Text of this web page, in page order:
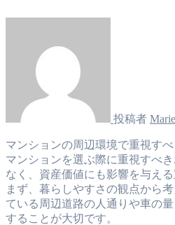
投稿者 Marie
マンションの周辺環境で重視す
マンションを選ぶ際に重視すべ
なく、資産価値にも影響を与え
まず、暮らしやすさの観点から
ている周辺道路の人通りや車の
することが大切です。